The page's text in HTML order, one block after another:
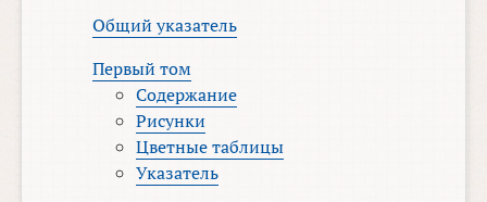
Общий указатель
Первый том
Содержание
Рисунки
Цветные таблицы
Указатель